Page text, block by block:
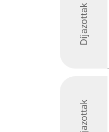
Díjazottak
Díjazottak